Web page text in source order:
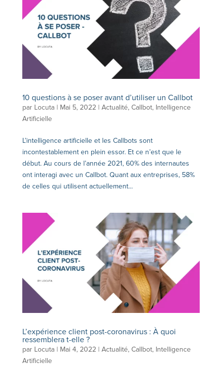
10 questions à se poser avant d’utiliser un Callbot
par Locuta| Mai 5, 2022| Actualité, Callbot, Intelligence
Artificielle
L’intelligence artificielle et les Callbots sont
incontestablement en plein essor. Et ce n’est que le
début. Au cours de l’année 2021, 60% des internautes
ont interagi avec un Callbot. Quant aux entreprises, 58%
de celles qui utilisent actuellement...
L’expérience client post-coronavirus : À quoi
ressemblera t-elle ?
par Locuta| Mai 4, 2022| Actualité, Callbot, Intelligence
Artificielle